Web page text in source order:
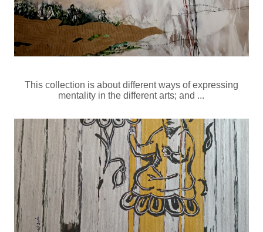
This collection is about different ways of expressing
mentality in the different arts; and ...